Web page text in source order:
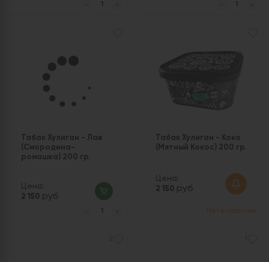
Табак Хулиган - Лав
(Смородина-
ромашка) 200 гр.
Цена:
2 150 руб
Табак Хулиган - Коко
(Мятный Кокос) 200 гр.
Цена:
2 150 руб
Нет в наличии